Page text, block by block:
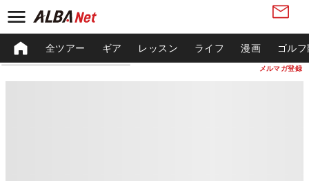
メルマガ登録
全ツアー ギア レッスン ライフ 漫画 ゴル